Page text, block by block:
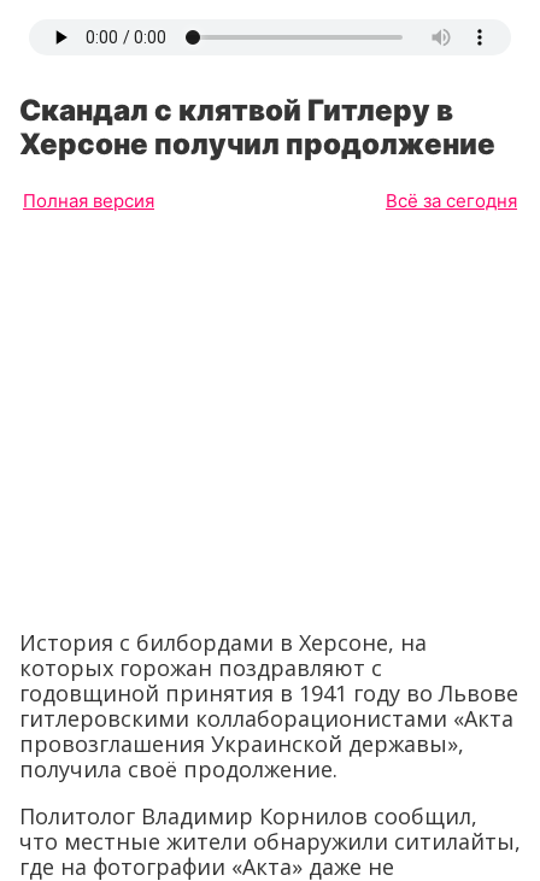
Скандал с клятвой Гитлеру в
Херсоне получил продолжение
Полная версия Всё за сегодня
История с билбордами в Херсоне, на
которых горожан поздравляют с
годовщиной принятия в 1941 году во Львове
гитлеровскими коллаборационистами «Акта
провозглашения Украинской державы»,
получила своё продолжение.
Политолог Владимир Корнилов сообщил,
что местные жители обнаружили ситилайты,
где на фотографии «Акта» даже не